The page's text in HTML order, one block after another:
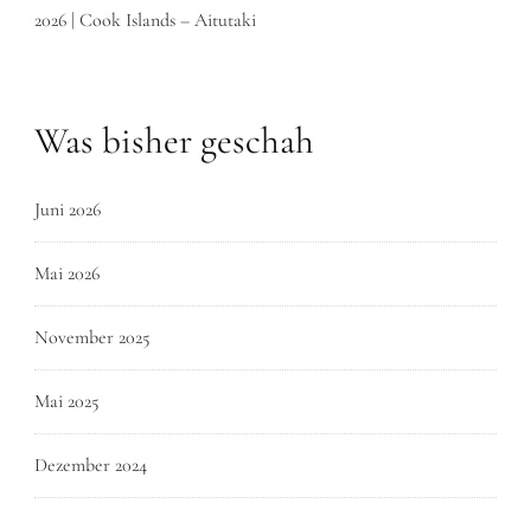
2026 | Cook Islands – Aitutaki
Was bisher geschah
Juni 2026
Mai 2026
November 2025
Mai 2025
Dezember 2024